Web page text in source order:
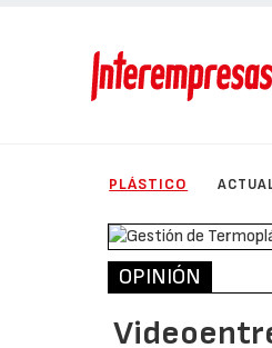
PLÁSTICO
OPINIÓN